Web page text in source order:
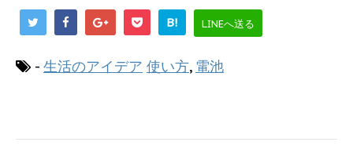
B! LINEへ送る
- 生活のアイデア 使い方, 電池